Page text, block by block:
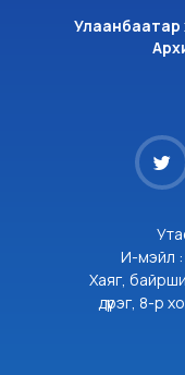
Улаанбаатар
И-мэйл
Хаяг,
дүүрэг, 8-р